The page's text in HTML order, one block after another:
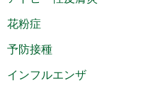
花粉症
予防接種
インフルエンザ